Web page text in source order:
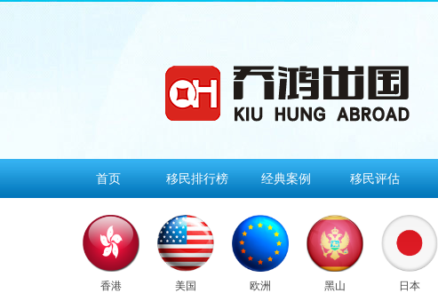
首页 移民排行榜 经典案例 移民评估
香港 美国 欧洲 黑山 日本